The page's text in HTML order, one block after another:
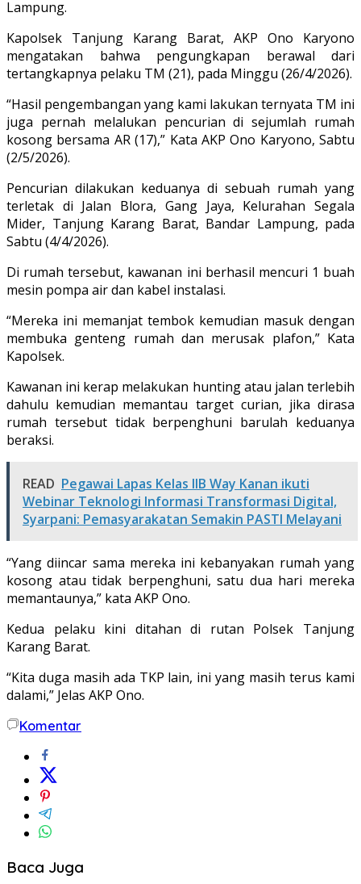
Lampung.
Kapolsek Tanjung Karang Barat, AKP Ono Karyono
mengatakan bahwa pengungkapan berawal dari
tertangkapnya pelaku TM (21), pada Minggu (26/4/2026).
“Hasil pengembangan yang kami lakukan ternyata TM ini
juga pernah melalukan pencurian di sejumlah rumah
kosong bersama AR (17),” Kata AKP Ono Karyono, Sabtu
(2/5/2026).
Pencurian dilakukan keduanya di sebuah rumah yang
terletak di Jalan Blora, Gang Jaya, Kelurahan Segala
Mider, Tanjung Karang Barat, Bandar Lampung, pada
Sabtu (4/4/2026).
Di rumah tersebut, kawanan ini berhasil mencuri 1 buah
mesin pompa air dan kabel instalasi.
“Mereka ini memanjat tembok kemudian masuk dengan
membuka genteng rumah dan merusak plafon,” Kata
Kapolsek.
Kawanan ini kerap melakukan hunting atau jalan terlebih
dahulu kemudian memantau target curian, jika dirasa
rumah tersebut tidak berpenghuni barulah keduanya
beraksi.
READ Pegawai Lapas Kelas IIB Way Kanan ikuti
Webinar Teknologi Informasi Transformasi Digital,
Syarpani: Pemasyarakatan Semakin PASTI Melayani
“Yang diincar sama mereka ini kebanyakan rumah yang
kosong atau tidak berpenghuni, satu dua hari mereka
memantaunya,” kata AKP Ono.
Kedua pelaku kini ditahan di rutan Polsek Tanjung
Karang Barat.
“Kita duga masih ada TKP lain, ini yang masih terus kami
dalami,” Jelas AKP Ono.
Komentar
Baca Juga